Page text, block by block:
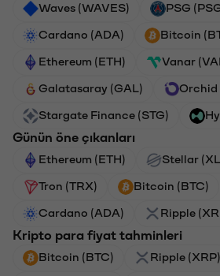
Waves (WAVES) PSG
Cardano (ADA) Bitcoin
Ethereum (ETH) Vanar
Galatasaray (GAL) Orchid
Stargate Finance (STG)
Günün öne çıkanları
Ethereum (ETH) Stellar
Tron (TRX) Bitcoin (BTC)
Cardano (ADA) Ripple
Kripto para fiyat tahminleri
Bitcoin (BTC) Ripple (XRP)